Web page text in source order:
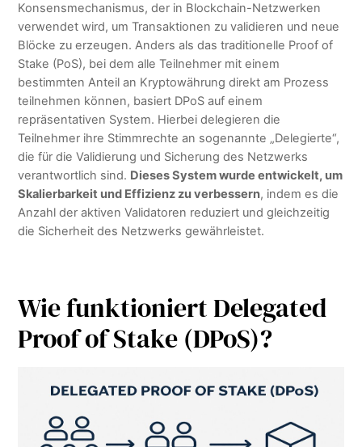
Konsensmechanismus, der in Blockchain-Netzwerken
verwendet wird, um Transaktionen zu validieren und neue
Blöcke zu erzeugen. Anders als das traditionelle Proof of
Stake (PoS), bei dem alle Teilnehmer mit einem
bestimmten Anteil an Kryptowährung direkt am Prozess
teilnehmen können, basiert DPoS auf einem
repräsentativen System. Hierbei delegieren die
Teilnehmer ihre Stimmrechte an sogenannte „Delegierte“,
die für die Validierung und Sicherung des Netzwerks
verantwortlich sind. Dieses System wurde entwickelt, um
Skalierbarkeit und Effizienz zu verbessern, indem es die
Anzahl der aktiven Validatoren reduziert und gleichzeitig
die Sicherheit des Netzwerks gewährleistet.
Wie funktioniert Delegated
Proof of Stake (DPoS)?